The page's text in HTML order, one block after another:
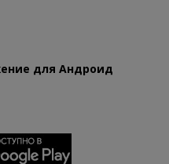
для Андроид